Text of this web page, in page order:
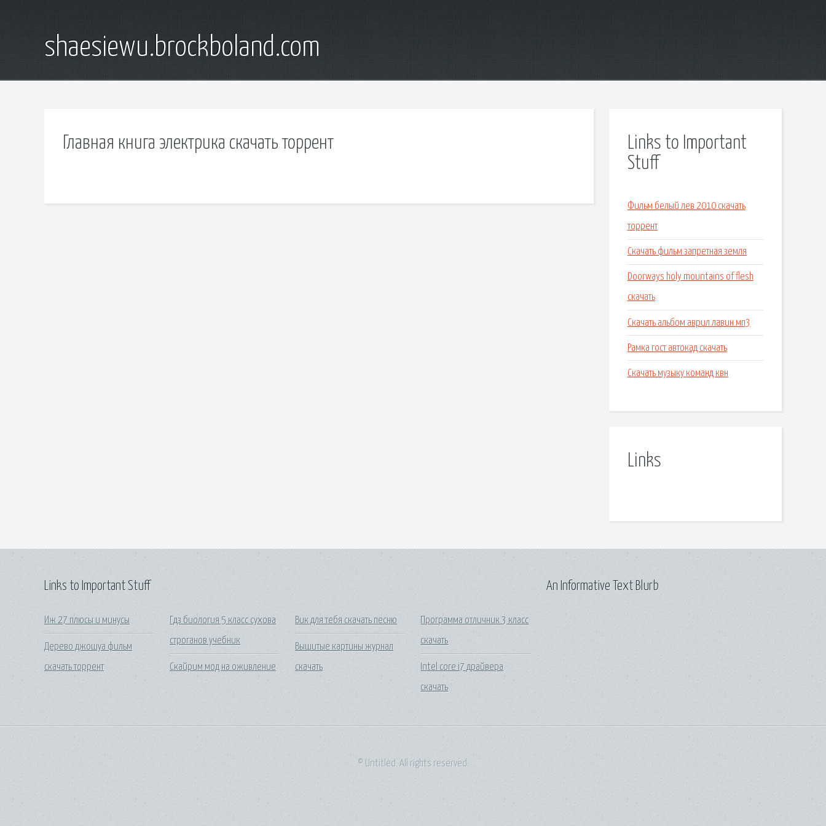
shaesiewu.brockboland.com
Главная книга электрика скачать торрент
Links to Important
Stuff
Фильм белый лев 2010 скачать
торрент
Скачать фильм запретная земля
Doorways holy mountains of flesh
скачать
Скачать альбом аврил лавин мп3
Рамка гост автокад скачать
Скачать музыку команд квн
Links
Links to Important Stuff
Иж 27 плюсы и минусы
Дерево джошуа фильм
скачать торрент
Гдз биология 5 класс сухова
строганов учебник
Скайрим мод на оживление
Вик для тебя скачать песню
Вышитые картины журнал
скачать
Программа отличник 3 класс
скачать
Intel core i7 драйвера
скачать
An Informative Text Blurb
© Untitled. All rights reserved.